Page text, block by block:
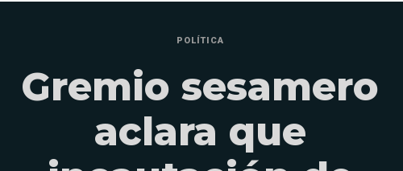
POLÍTICA
Gremio sesamero
aclara que